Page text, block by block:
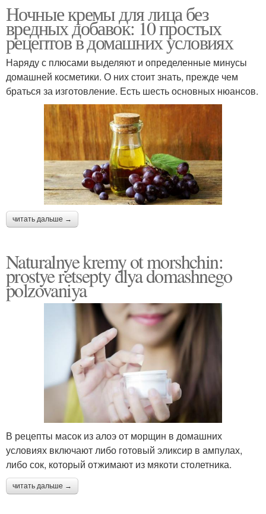
Ночные кремы для лица без
вредных добавок: 10 простых
рецептов в домашних условиях
Наряду с плюсами выделяют и определенные минусы
домашней косметики. О них стоит знать, прежде чем
браться за изготовление. Есть шесть основных нюансов.
читать дальше →
Naturalnye kremy ot morshchin:
prostye retsepty dlya domashnego
polzovaniya
В рецепты масок из алоэ от морщин в домашних
условиях включают либо готовый эликсир в ампулах,
либо сок, который отжимают из мякоти столетника.
читать дальше →